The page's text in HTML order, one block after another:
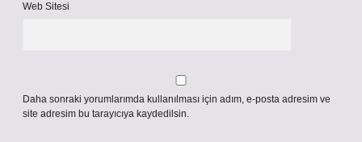
Web Sitesi
Daha sonraki yorumlarımda kullanılması için adım, e-posta adresim ve
site adresim bu tarayıcıya kaydedilsin.